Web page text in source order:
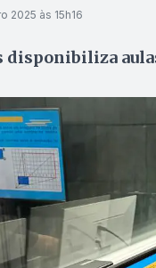
2025 às 15h16
disponibiliza